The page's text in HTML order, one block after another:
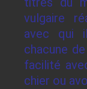
vulgaire
avec qui
chacune
facilité
chier ou